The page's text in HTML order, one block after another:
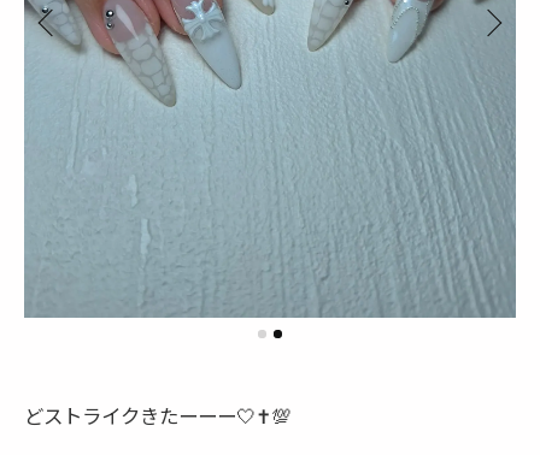
どストライクきたーーー🤍✝️💯